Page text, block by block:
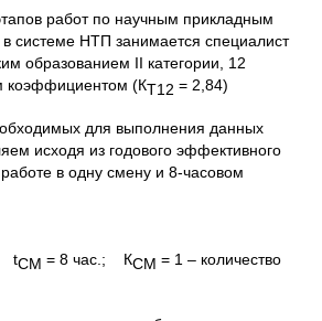
работ по научным прикладным
НТП занимается специалист
образованием II категории, 12
коэффициентом (КТ12 = 2,84)
для выполнения данных
исходя из годового эффективного
в одну смену и 8-часовом
tСМ = 8 час.; КСМ = 1 – количество